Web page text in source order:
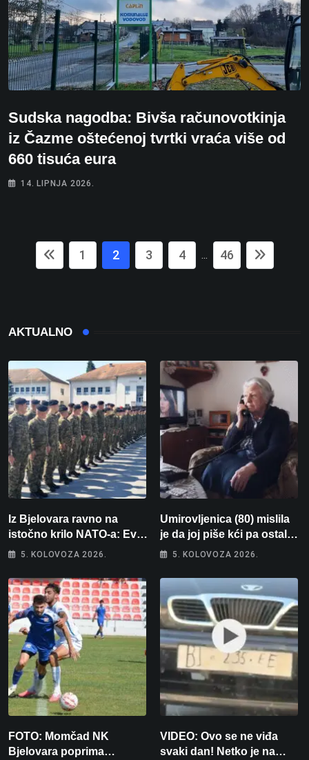
Sudska nagodba: Bivša računovotkinja
iz Čazme oštećenoj tvrtki vraća više od
660 tisuća eura
14. LIPNJA 2026.
1 2 3 4 ... 46
AKTUALNO
Iz Bjelovara ravno na
istočno krilo NATO-a: Evo
kamo odlazi 82 hrvatska
5. KOLOVOZA 2026.
Umirovljenica (80) mislila
je da joj piše kći pa ostala
bez 1000 eura
5. KOLOVOZA 2026.
FOTO: Momčad NK
Bjelovara poprima
VIDEO: Ovo se ne viđa
svaki dan! Netko je na